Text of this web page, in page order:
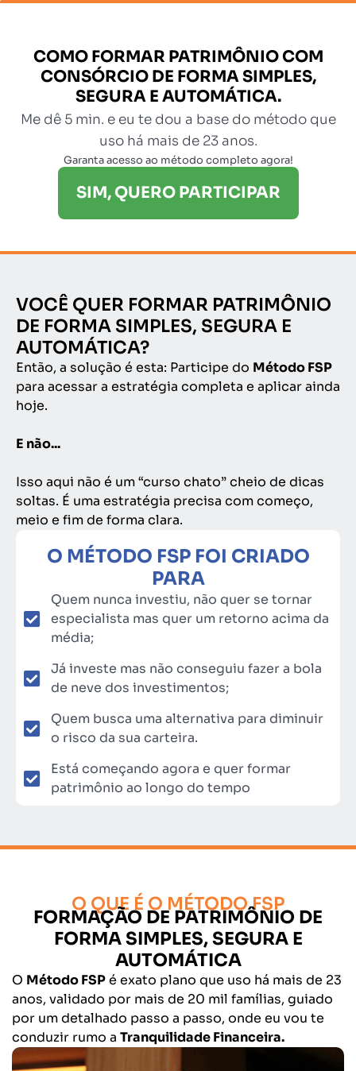
COMO FORMAR PATRIMÔNIO COM
CONSÓRCIO DE FORMA SIMPLES,
SEGURA E AUTOMÁTICA.
Me dê 5 min. e eu te dou a base do método que
uso há mais de 23 anos.
Garanta acesso ao método completo agora!
SIM, QUERO PARTICIPAR
VOCÊ QUER FORMAR PATRIMÔNIO
DE FORMA SIMPLES, SEGURA E
AUTOMÁTICA?
Então, a solução é esta: Participe do Método FSP
para acessar a estratégia completa e aplicar ainda
hoje.
E não...
Isso aqui não é um “curso chato” cheio de dicas
soltas. É uma estratégia precisa com começo,
meio e fim de forma clara.
O MÉTODO FSP FOI CRIADO
PARA
Quem nunca investiu, não quer se tornar
especialista mas quer um retorno acima da
média;
Já investe mas não conseguiu fazer a bola
de neve dos investimentos;
Quem busca uma alternativa para diminuir
o risco da sua carteira.
Está começando agora e quer formar
patrimônio ao longo do tempo
O QUE É O MÉTODO FSP
FORMAÇÃO DE PATRIMÔNIO DE
FORMA SIMPLES, SEGURA E
AUTOMÁTICA
O Método FSPé exato plano que uso há mais de 23
anos, validado por mais de 20 mil famílias, guiado
por um detalhado passo a passo, onde eu vou te
conduzir rumo a Tranquilidade Financeira.